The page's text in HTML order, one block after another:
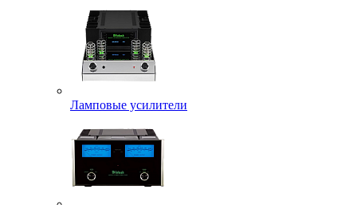
Ламповые усилители